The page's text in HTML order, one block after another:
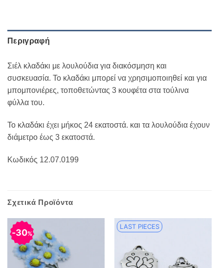
Περιγραφή
Σιέλ κλαδάκι με λουλούδια για διακόσμηση και
συσκευασία. Το κλαδάκι μπορεί να χρησιμοποιηθεί και για
μπομπονιέρες, τοποθετώντας 3 κουφέτα στα τούλινα
φύλλα του.
Το κλαδάκι έχει μήκος 24 εκατοστά. και τα λουλούδια έχουν
διάμετρο έως 3 εκατοστά.
Κωδικός 12.07.0199
Σχετικά Προϊόντα
30%
LAST PIECES